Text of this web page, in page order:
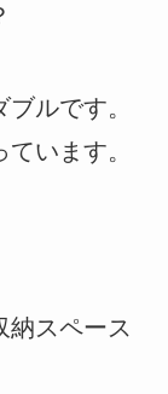
ルです。
います。
納スペース